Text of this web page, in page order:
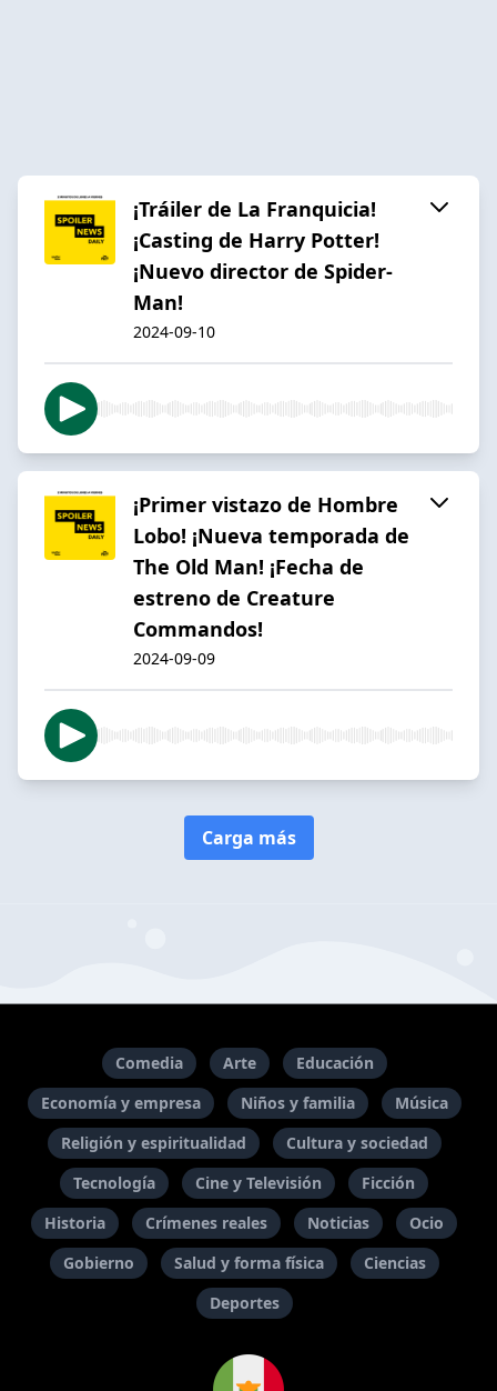
¡Tráiler de La Franquicia!
¡Casting de Harry Potter!
¡Nuevo director de Spider-
Man!
2024-09-10
¡Primer vistazo de Hombre
Lobo! ¡Nueva temporada de
The Old Man! ¡Fecha de
estreno de Creature
Commandos!
2024-09-09
Carga más
Comedia Arte
Educación
Economía y empresa
Niños y familia
Música
Religión y espiritualidad
Cultura y sociedad
Tecnología
Cine y Televisión
Ficción
Historia
Crímenes reales Noticias
Ocio
Gobierno
Salud y forma física
Ciencias
Deportes